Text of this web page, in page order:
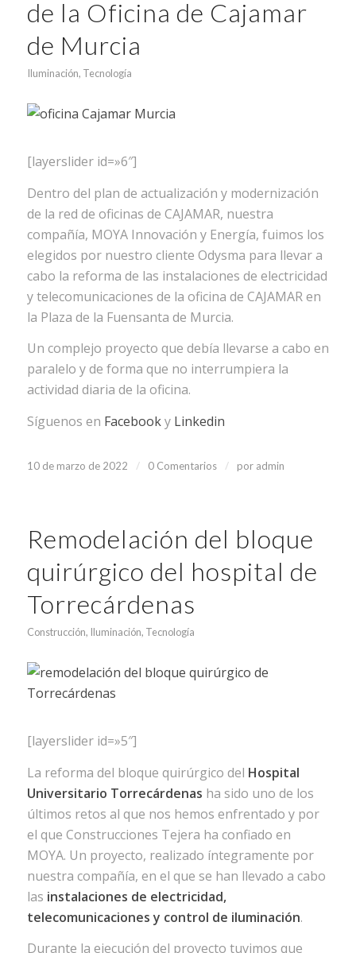
de la Oficina de Cajamar
de Murcia
Iluminación, Tecnología
[layerslider id=»6″]
Dentro del plan de actualización y modernización
de la red de oficinas de CAJAMAR, nuestra
compañía, MOYA Innovación y Energía, fuimos los
elegidos por nuestro cliente Odysma para llevar a
cabo la reforma de las instalaciones de electricidad
y telecomunicaciones de la oficina de CAJAMAR en
la Plaza de la Fuensanta de Murcia.
Un complejo proyecto que debía llevarse a cabo en
paralelo y de forma que no interrumpiera la
actividad diaria de la oficina.
Síguenos en Facebooky Linkedin
10 de marzo de 2022 / 0 Comentarios / por admin
Remodelación del bloque
quirúrgico del hospital de
Torrecárdenas
Construcción, Iluminación, Tecnología
[layerslider id=»5″]
La reforma del bloque quirúrgico del Hospital
Universitario Torrecárdenas ha sido uno de los
últimos retos al que nos hemos enfrentado y por
el que Construcciones Tejera ha confiado en
MOYA. Un proyecto, realizado íntegramente por
nuestra compañía, en el que se han llevado a cabo
las instalaciones de electricidad,
telecomunicaciones y control de iluminación.
Durante la ejecución del proyecto tuvimos que